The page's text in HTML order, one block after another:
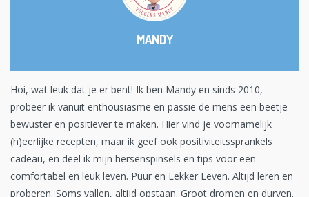
MANDY
Hoi, wat leuk dat je er bent! Ik ben Mandy en sinds 2010,
probeer ik vanuit enthousiasme en passie de mens een beetje
bewuster en positiever te maken. Hier vind je voornamelijk
(h)eerlijke recepten, maar ik geef ook positiviteitssprankels
cadeau, en deel ik mijn hersenspinsels en tips voor een
comfortabel en leuk leven. Puur en Lekker Leven. Altijd leren en
proberen. Soms vallen, altijd opstaan. Groot dromen en durven.